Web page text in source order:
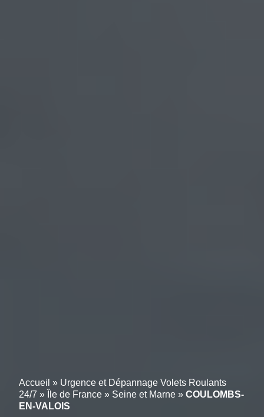
Accueil » Urgence et Dépannage Volets Roulants
24/7 » Île de France » Seine et Marne » COULOMBS-
EN-VALOIS